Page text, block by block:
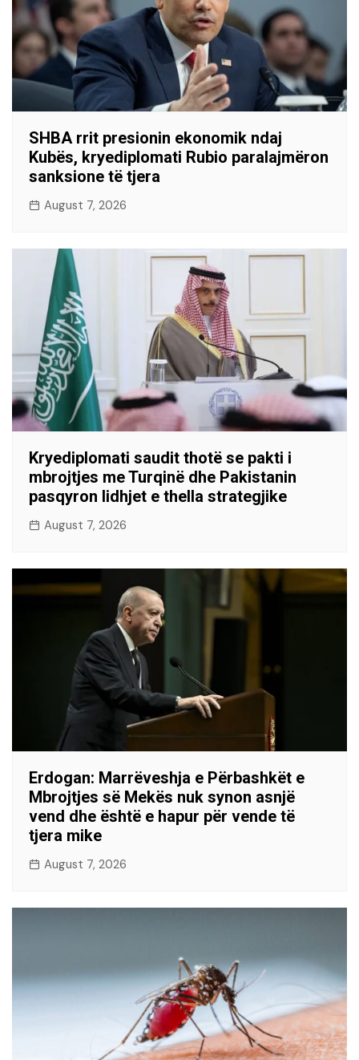
SHBA rrit presionin ekonomik ndaj
Kubës, kryediplomati Rubio paralajmëron
sanksione të tjera
August 7, 2026
Kryediplomati saudit thotë se pakti i
mbrojtjes me Turqinë dhe Pakistanin
pasqyron lidhjet e thella strategjike
August 7, 2026
Erdogan: Marrëveshja e Përbashkët e
Mbrojtjes së Mekës nuk synon asnjë
vend dhe është e hapur për vende të
tjera mike
August 7, 2026